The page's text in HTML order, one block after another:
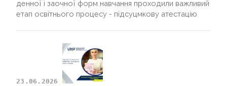
денної і заочної форм навчання проходили важливий
етап освітнього процесу - підсуцмкову атестацію
23.06.2026